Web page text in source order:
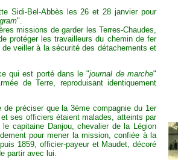
Sidi-Bel-Abbès les 26 et 28 janvier pour
".
missions de garder les Terres-Chaudes,
protéger les travailleurs du chemin de fer
veiller à la sécurité des détachements et
qui est porté dans le "journal de marche"
de Terre, reproduisant identiquement
préciser que la 3ème compagnie du 1er
ses officiers étaient malades, atteints par
capitaine Danjou, chevalier de la Légion
pour mener la mission, confiée à la
1859, officier-payeur et Maudet, décoré
partir avec lui.